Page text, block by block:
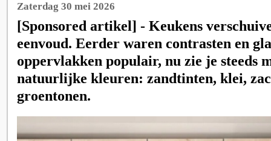
Zaterdag 30 mei 2026
[Sponsored artikel] - Keukens
eenvoud. Eerder waren contrasten en
oppervlakken populair, nu zie je steeds
natuurlijke kleuren: zandtinten, klei,
groentonen.